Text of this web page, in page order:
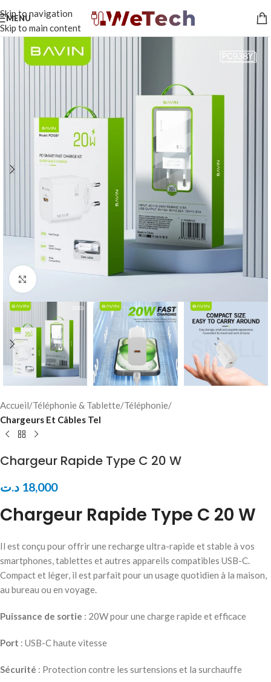
Skip to navigation
Skip to main content
MENU
Click to enlarge
Accueil Téléphonie & Tablette Téléphonie
Chargeurs Et Câbles Tel
Chargeur Rapide Type C 20 W
18,000 د.ت
Chargeur Rapide Type C 20 W
Il est conçu pour offrir une recharge ultra-rapide et stable à vos
smartphones, tablettes et autres appareils compatibles USB-C.
Compact et léger, il est parfait pour un usage quotidien à la maison,
au bureau ou en voyage.
Puissance de sortie : 20W pour une charge rapide et efficace
Port : USB-C haute vitesse
Sécurité : Protection contre les surtensions et la surchauffe